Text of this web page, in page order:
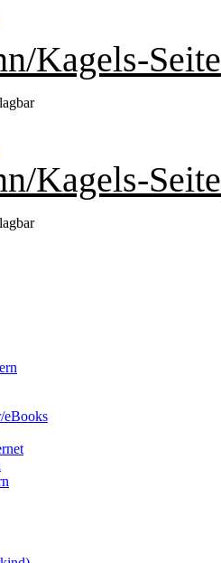
Kagels-Seite
Kagels-Seite
eBooks